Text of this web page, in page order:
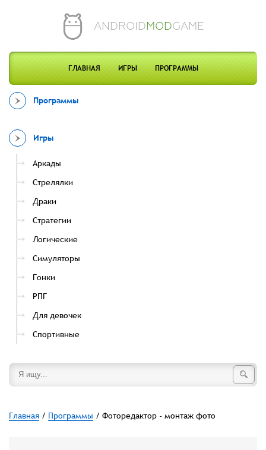
ANDROIDMODGAME
ГЛАВНАЯ ИГРЫ ПРОГРАММЫ
Программы
Игры
Аркады
Стрелялки
Драки
Стратегии
Логические
Симуляторы
Гонки
РПГ
Для девочек
Спортивные
Главная / Программы / Фоторедактор - монтаж фото